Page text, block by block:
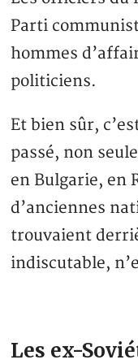
Parti
hommes
politiciens.
Et bien sûr,
passé, non
en Bulgarie, en
d’anciennes
trouvaient
indiscutable,
Les ex-